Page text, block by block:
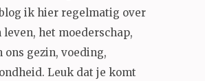
ik hier regelmatig over
het moederschap,
ons gezin, voeding,
Leuk dat je komt